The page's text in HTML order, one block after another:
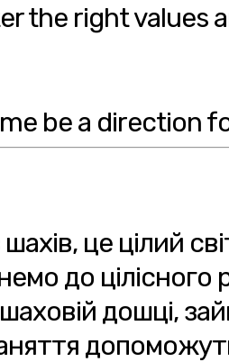
the right values
be a direction
це цілий
до
шаховій дошці,